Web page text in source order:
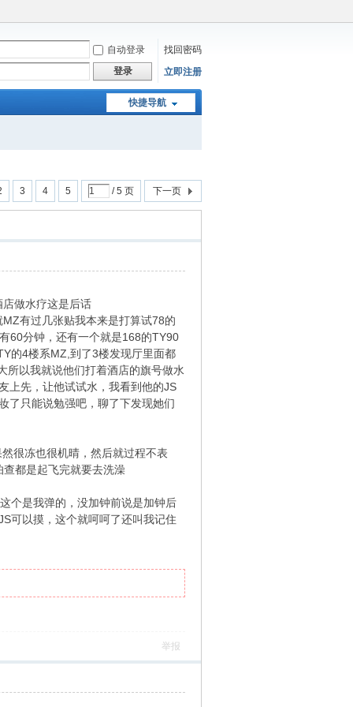
自动登录
找回密码
登录
立即注册
快捷导航
3 4 5 / 5 页 下一页
做水疗这是后话
有过几张贴我本来是打算试78的
60分钟，还有一个就是168的TY90
的4楼系MZ,到了3楼发现厅里面都
所以我就说他们打着酒店的旗号做水
上先，让他试试水，我看到他的JS
了只能说勉强吧，聊了下发现她们
很冻也很机晴，然后就过程不表
都是起飞完就要去洗澡
个是我弹的，没加钟前说是加钟后
可以摸，这个就呵呵了还叫我记住
举报